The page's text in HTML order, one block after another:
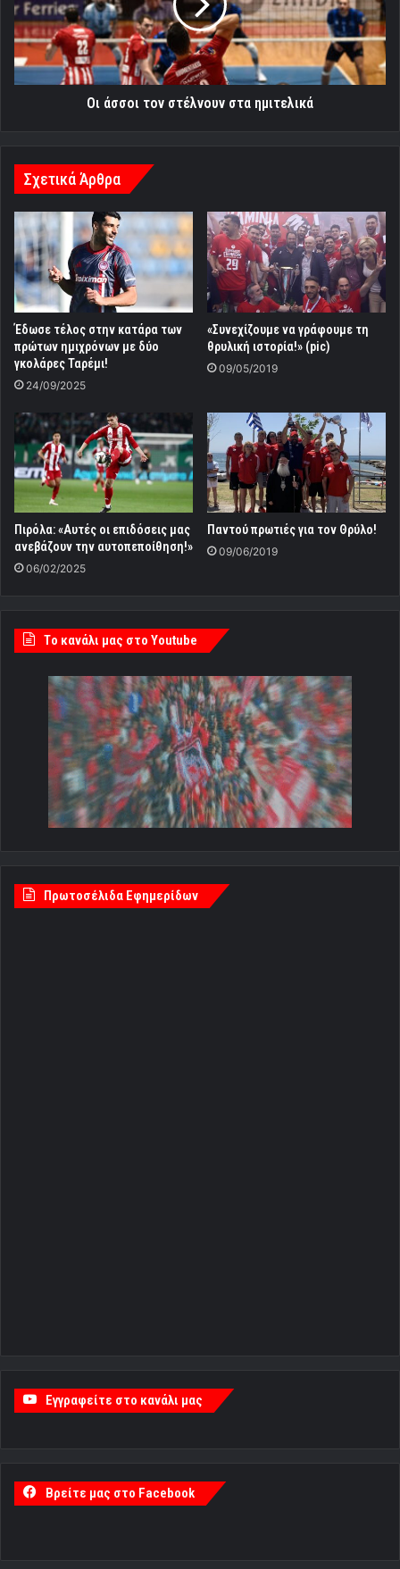
στα
ημιτελικά
Οι άσσοι τον στέλνουν στα ημιτελικά
Σχετικά Άρθρα
Έδωσε τέλος στην κατάρα των
πρώτων ημιχρόνων με δύο
γκολάρες Ταρέμι!
24/09/2025
«Συνεχίζουμε να γράφουμε τη
θρυλική ιστορία!» (pic)
09/05/2019
Πιρόλα: «Αυτές οι επιδόσεις μας
ανεβάζουν την αυτοπεποίθηση!»
06/02/2025
Παντού πρωτιές για τον Θρύλο!
09/06/2019
Tο κανάλι μας στο Youtube
Πρωτοσέλιδα Εφημερίδων
Εγγραφείτε στο κανάλι μας
Βρείτε μας στο Facebook